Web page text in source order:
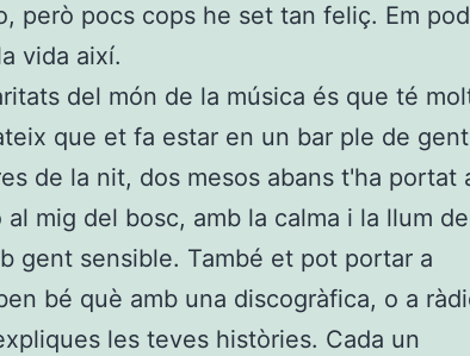
però pocs cops he set tan feliç. Em
vida així.
del món de la música és que té
que et fa estar en un bar ple de
de la nit, dos mesos abans t'ha portat
mig del bosc, amb la calma i la llum
gent sensible. També et pot portar a
bé què amb una discogràfica, o a
les teves històries. Cada un